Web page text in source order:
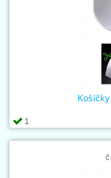
1
Košíčky